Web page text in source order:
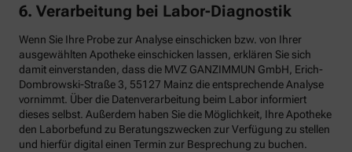
6. Verarbeitung bei Labor-Diagnostik
Wenn Sie Ihre Probe zur Analyse einschicken bzw. von Ihrer
ausgewählten Apotheke einschicken lassen, erklären Sie sich
damit einverstanden, dass die MVZ GANZIMMUN GmbH, Erich-
Dombrowski-Straße 3, 55127 Mainz die entsprechende Analyse
vornimmt. Über die Datenverarbeitung beim Labor informiert
dieses selbst. Außerdem haben Sie die Möglichkeit, Ihre Apotheke
den Laborbefund zu Beratungszwecken zur Verfügung zu stellen
und hierfür digital einen Termin zur Besprechung zu buchen.